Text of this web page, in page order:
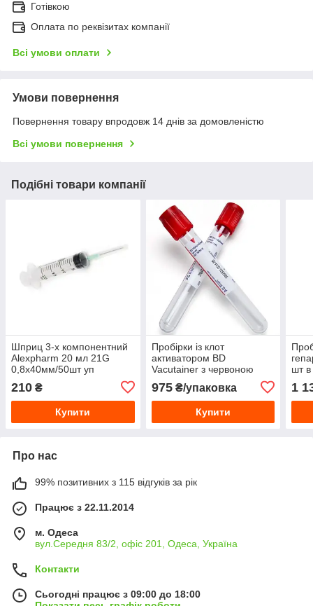
Готівкою
Оплата по реквізитах компанії
Всі умови оплати
Умови повернення
Повернення товару впродовж 14 днів за домовленістю
Всі умови повернення
Подібні товари компанії
Шприц 3-х компонентний
Alexpharm 20 мл 21G
0,8х40мм/50шт уп
210 ₴
Купити
Пробірки із клот
активатором BD
Vacutainer з червоною
кришкою 10 мл 16x100мм
упаковка 100 шт.
975₴/упаковка
Купити
шт в
1
Про нас
99% позитивних з 115 відгуків за рік
Працює з 22.11.2014
м. Одеса
вул.Середня 83/2, офіс 201, Одеса, Україна
Контакти
Сьогодні працює з 09:00 до 18:00